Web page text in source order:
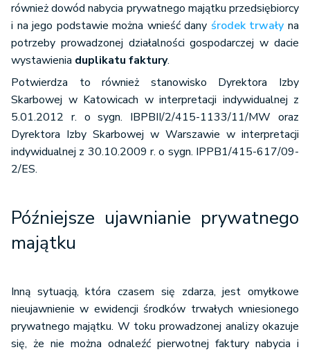
również dowód nabycia prywatnego majątku przedsiębiorcy
i na jego podstawie można wnieść dany środek trwały na
potrzeby prowadzonej działalności gospodarczej w dacie
wystawienia duplikatu faktury.
Potwierdza to również stanowisko Dyrektora Izby
Skarbowej w Katowicach w interpretacji indywidualnej z
5.01.2012 r. o sygn. IBPBII/2/415-1133/11/MW oraz
Dyrektora Izby Skarbowej w Warszawie w interpretacji
indywidualnej z 30.10.2009 r. o sygn. IPPB1/415-617/09-
2/ES.
Późniejsze ujawnianie prywatnego
majątku
Inną sytuacją, która czasem się zdarza, jest omyłkowe
nieujawnienie w ewidencji środków trwałych wniesionego
prywatnego majątku. W toku prowadzonej analizy okazuje
się, że nie można odnaleźć pierwotnej faktury nabycia i